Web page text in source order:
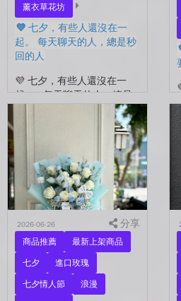
薰衣草花坊
💜 七夕，有些人還沒在一
起。 每天聊天的人，總是秒
回的人
💜 七夕，有些人還沒在一
起。 每天聊天的人，總是
秒回的人， 會記得你愛喝什
麼、喜歡什麼的人。 你們
沒有說過喜歡，卻早已習慣
彼此存在。 七夕快到...
2026-06-26 分享
商品推薦
最新上架商品
七夕
進口玫瑰
七夕情人節
浪漫